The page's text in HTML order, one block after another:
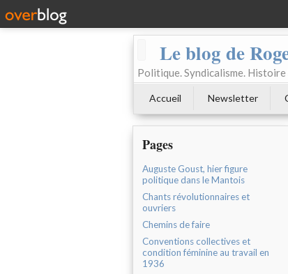
Le blog de
Politique. Syndicalisme. Histoire
Accueil Newsletter
Pages
Auguste Goust, hier figure
politique dans le Mantois
Chants révolutionnaires et
ouvriers
Chemins de faire
Conventions collectives et
condition féminine au travail en
1936